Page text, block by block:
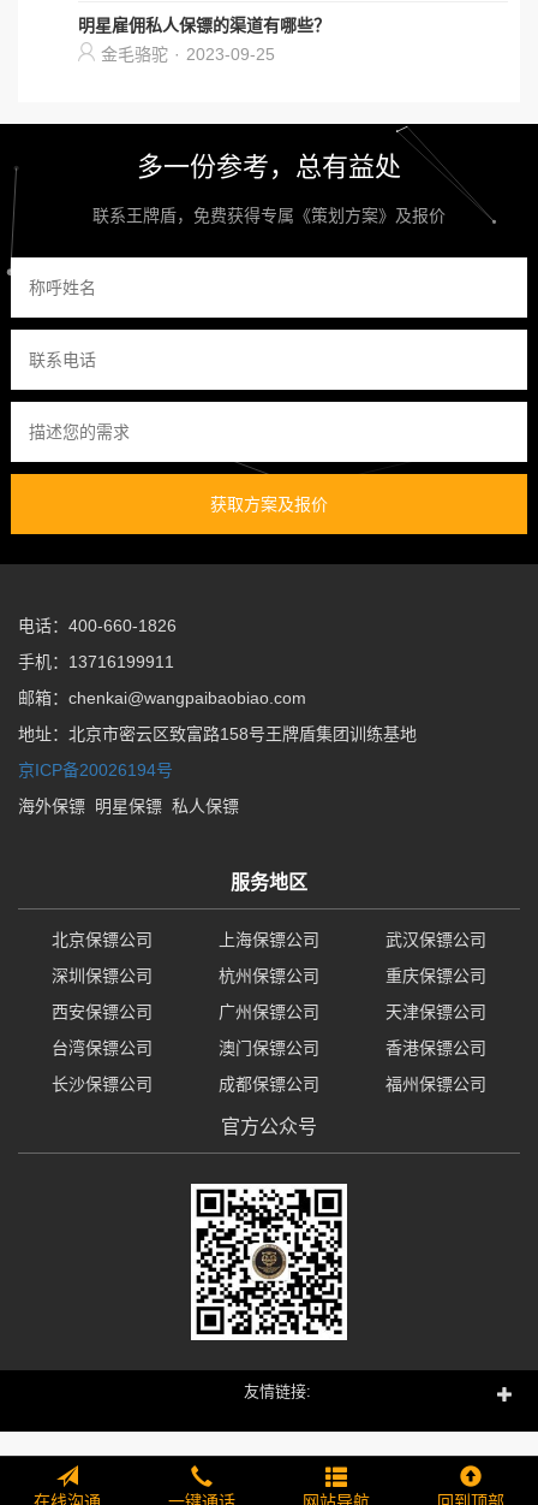
明星雇佣私人保镖的渠道有哪些？
金毛骆驼 · 2023-09-25
多一份参考，总有益处
联系王牌盾，免费获得专属《策划方案》及报价
获取方案及报价
电话：400-660-1826
手机：13716199911
邮箱：chenkai@wangpaibaobiao.com
地址：北京市密云区致富路158号王牌盾集团训练基地
京ICP备20026194号
海外保镖
明星保镖 私人保镖
服务地区
北京保镖公司 上海保镖公司
武汉保镖公司
深圳保镖公司
杭州保镖公司
重庆保镖公司
西安保镖公司
广州保镖公司
天津保镖公司
台湾保镖公司
澳门保镖公司
香港保镖公司
长沙保镖公司
成都保镖公司 福州保镖公司
官方公众号
友情链接: